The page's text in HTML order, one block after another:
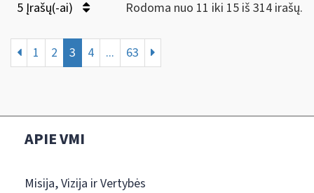
5 Įrašų(-ai) Rodoma nuo 11 iki 15 iš 314 irašų.
1 2 3 4 ... 63
APIE VMI
Misija, Vizija ir Vertybės